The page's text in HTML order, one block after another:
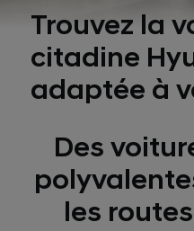
Trouvez la
citadine
adaptée à
Des
les